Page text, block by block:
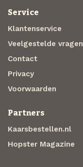
Service
Klantenservice
Veelgestelde vragen
Contact
Privacy
Voorwaarden
Partners
Kaarsbestellen.nl
Hopster Magazine